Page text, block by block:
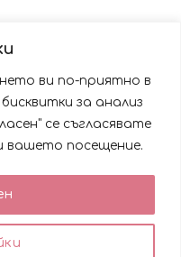
ви по-приятно в
за анализ
се съгласявате
вашето посещение.
права запазени
подобрим вашата
сайта Вие се
им.